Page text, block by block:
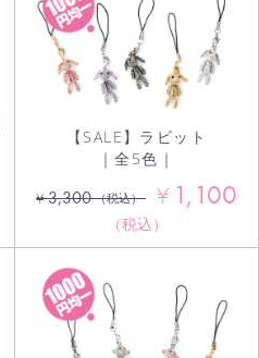
【SALE】ラビット
｜全5色｜
¥3,300 （税込） ¥ 1,100
（税込）